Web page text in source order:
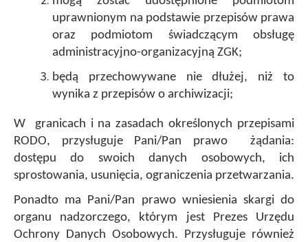
uprawnionym na podstawie przepisów prawa
oraz podmiotom świadczącym obsługę
administracyjno-organizacyjną ZGK;
będą przechowywane nie dłużej, niż to
wynika z przepisów o archiwizacji;
W granicach i na zasadach określonych przepisami
RODO, przysługuje Pani/Pan prawo żądania:
dostępu do swoich danych osobowych, ich
sprostowania, usunięcia, ograniczenia przetwarzania.
Ponadto ma Pani/Pan prawo wniesienia skargi do
organu nadzorczego, którym jest Prezes Urzędu
Ochrony Danych Osobowych. Przysługuje również